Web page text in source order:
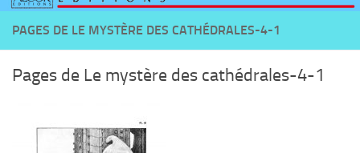
PAGES DE LE MYSTÈRE DES CATHÉDRALES-4-1
Pages de Le mystère des cathédrales-4-1